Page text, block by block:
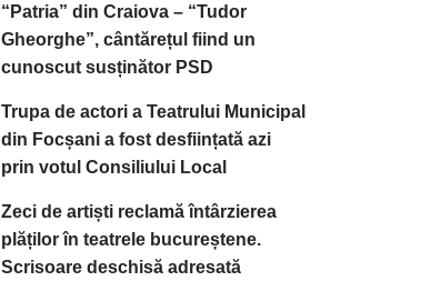
“Patria” din Craiova – “Tudor
Gheorghe”, cântărețul fiind un
cunoscut susținător PSD
Trupa de actori a Teatrului Municipal
din Focșani a fost desființată azi
prin votul Consiliului Local
Zeci de artiști reclamă întârzierea
plăților în teatrele bucureștene.
Scrisoare deschisă adresată